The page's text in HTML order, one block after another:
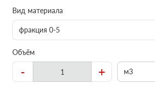
Вид материала
фракция 0-5
Объём
- + м3